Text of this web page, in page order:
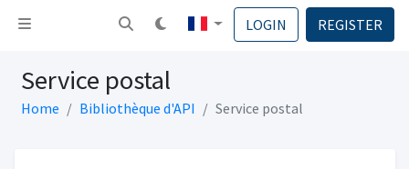
Basculer la navigation LOGIN REGISTER
Service postal
Home Bibliothèque d'API Service postal